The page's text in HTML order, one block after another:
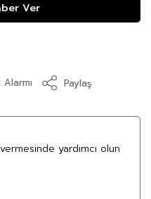
Ver
Paylaş
yardımcı olun